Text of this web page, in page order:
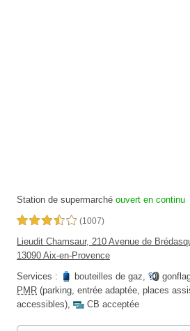
Station de supermarché ouvert en continu
3,5 étoiles sur 5 (1007)
Lieudit Chamsaur, 210 Avenue de
13090 Aix-en-Provence
Services :
bouteilles de gaz,
PMR (parking, entrée adaptée, places
accessibles), CB acceptée